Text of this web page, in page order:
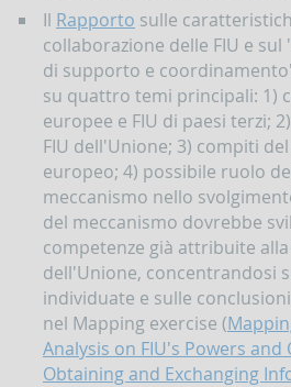
Il Rapporto sulle
collaborazione delle FIU e
di supporto e
su quattro temi principali: 1)
europee e FIU di paesi terzi;
FIU dell'Unione; 3) compiti
europeo; 4) possibile ruolo
meccanismo nello
del meccanismo dovrebbe
competenze già attribuite
dell'Unione, concentrandosi
individuate e sulle
nel Mapping exercise (
Analysis on FIU's Powers and
Obtaining and Exchanging